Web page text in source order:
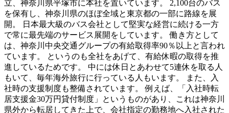
立、神奈川県平塚市に本社を置いています。 2,100台のバス
を保有し、神奈川県のほぼ全域と東京都の一部に路線を展
開。 日本最大級のバス会社として堅実な経営に続ける一方
で常に最先端のサービス展開をしています。 働き方として
は、神奈川中央交通グループの有給取得率90％以上と言われ
ています。 というのも全社をあげて、有給休暇の取得を推
進しているためです。 中には休日とあわせて5連休を取る人
もいて、毎年海外旅行に行っている人もいます。 また、入
社時の支援制度も整備されています。 例えば、「入社時転
居支援金30万円貸付制度」というものがあり、これは神奈川
県外から転居してきた上で、会社指定の勤務地へ入社された